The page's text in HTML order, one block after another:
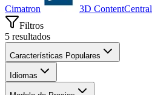
Cimatron 3D ContentCentral
Filtros
5 resultados
Características Populares
Idiomas